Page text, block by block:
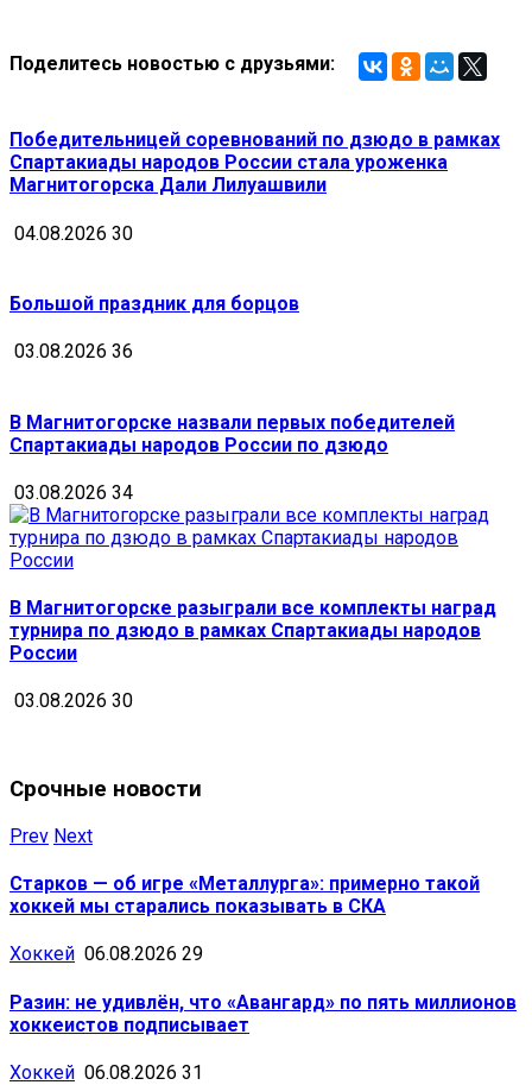
Поделитесь новостью с друзьями:
Победительницей соревнований по дзюдо в рамках
Спартакиады народов России стала уроженка
Магнитогорска Дали Лилуашвили
04.08.2026 30
Большой праздник для борцов
03.08.2026 36
В Магнитогорске назвали первых победителей
Спартакиады народов России по дзюдо
03.08.2026 34
В Магнитогорске разыграли все комплекты наград
турнира по дзюдо в рамках Спартакиады народов
России
03.08.2026 30
Срочные новости
Prev Next
Старков — об игре «Металлурга»: примерно такой
хоккей мы старались показывать в СКА
Хоккей 06.08.2026 29
Разин: не удивлён, что «Авангард» по пять миллионов
хоккеистов подписывает
Хоккей 06.08.2026 31